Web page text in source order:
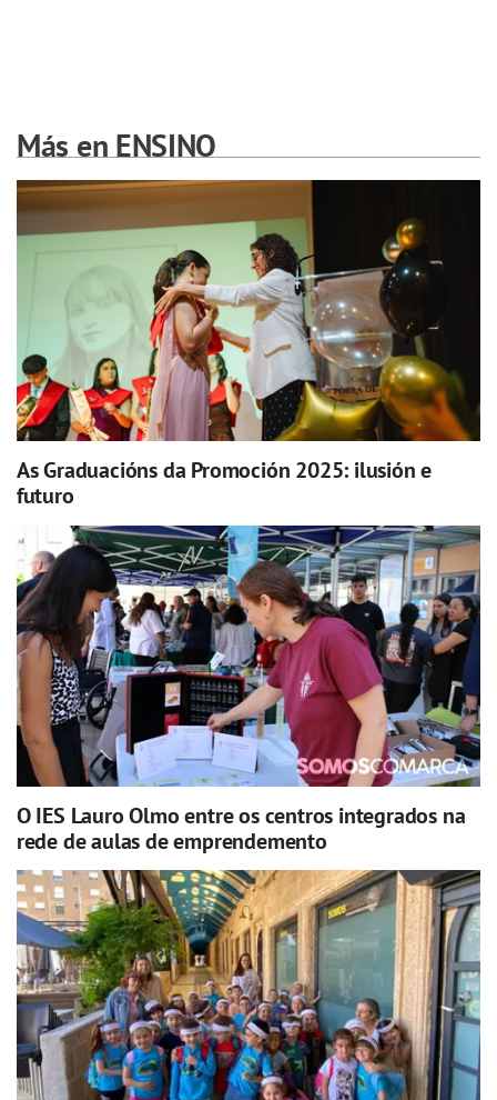
Más en ENSINO
As Graduacións da Promoción 2025: ilusión e
futuro
O IES Lauro Olmo entre os centros integrados na
rede de aulas de emprendemento